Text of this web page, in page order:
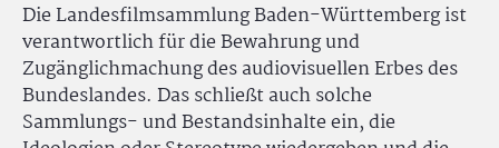
Die Landesfilmsammlung Baden-Württemberg ist
verantwortlich für die Bewahrung und
Zugänglichmachung des audiovisuellen Erbes des
Bundeslandes. Das schließt auch solche
Sammlungs- und Bestandsinhalte ein, die